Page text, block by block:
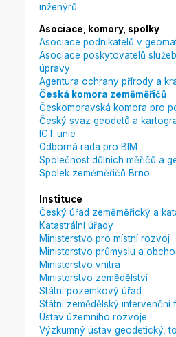
inženýrů
Asociace, komory, spolky
Asociace podnikatelů v
Asociace poskytovatelů
úpravy
Agentura ochrany přírody a
Česká komora zeměměřičů
Českomoravská komora pro
Český svaz geodetů a
ICT unie
Odborná rada pro BIM
Společnost důlních měřičů a
Spolek zeměměřičů Brno
Instituce
Český úřad zeměměřický a
Katastrální úřady
Ministerstvo pro místní rozvoj
Ministerstvo průmyslu a
Ministerstvo vnitra
Ministerstvo zemědělství
Státní pozemkový úřad
Státní zemědělský intervenční
Ústav územního rozvoje
Výzkumný ústav geodetický,